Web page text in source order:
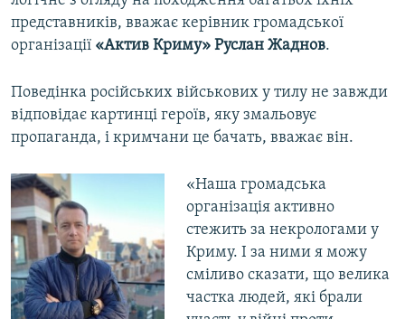
представників, вважає керівник громадської
організації «Актив Криму» Руслан Жаднов.
Поведінка російських військових у тилу не завжди
відповідає картинці героїв, яку змальовує
пропаганда, і кримчани це бачать, вважає він.
«Наша громадська
організація активно
стежить за некрологами у
Криму. І за ними я можу
сміливо сказати, що велика
частка людей, які брали